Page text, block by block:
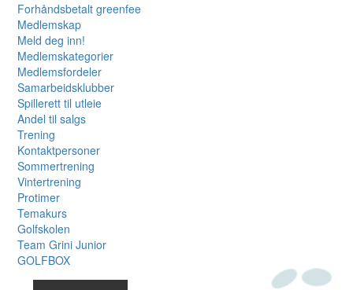
Forhåndsbetalt greenfee
Medlemskap
Meld deg inn!
Medlemskategorier
Medlemsfordeler
Samarbeidsklubber
Spillerett til utleie
Andel til salgs
Trening
Kontaktpersoner
Sommertrening
Vintertrening
Protimer
Temakurs
Golfskolen
Team Grini Junior
GOLFBOX